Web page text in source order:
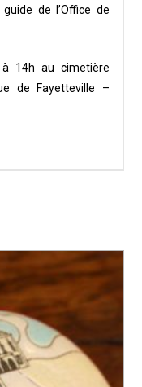
de l’Office de
14h au cimetière
de Fayetteville –